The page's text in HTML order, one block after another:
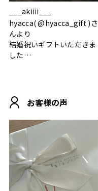
___akiiii___
hyacca( @hyacca_gift )さ
んより
結婚祝いギフトいただきま
した
おうちカフェもお洒落にな
って嬉しい𖠚 ⡱
.
#hyacca #結婚祝い
お客様の声